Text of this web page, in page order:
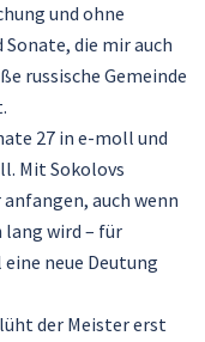
und ohne
die mir auch
russische Gemeinde
27 in e-moll und
Mit Sokolovs
auch wenn
lang wird – für
neue Deutung
der Meister erst